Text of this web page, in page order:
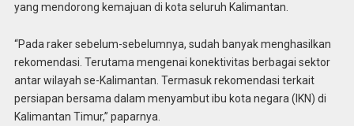
yang mendorong kemajuan di kota seluruh Kalimantan.
“Pada raker sebelum-sebelumnya, sudah banyak menghasilkan
rekomendasi. Terutama mengenai konektivitas berbagai sektor
antar wilayah se-Kalimantan. Termasuk rekomendasi terkait
persiapan bersama dalam menyambut ibu kota negara (IKN) di
Kalimantan Timur,” paparnya.